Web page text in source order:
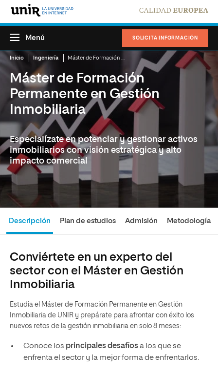
SOLICITA INFORMACIÓN
Menú
Inicio Ingeniería
Máster de Formación
Permanente en Gestión
Inmobiliaria
Especialízate en potenciar y gestionar activos
inmobiliarios con visión estratégica y alto
impacto comercial
Descripción Plan de estudios Admisión Metodología
Conviértete en un experto del
sector con el Máster en Gestión
Inmobiliaria
Estudia el Máster de Formación Permanente en Gestión
Inmobiliaria de UNIR y prepárate para afrontar con éxito los
nuevos retos de la gestión inmobiliaria en solo 8 meses:
Conoce los principales desafíosa los que se
enfrenta el sector y la mejor forma de enfrentarlos.